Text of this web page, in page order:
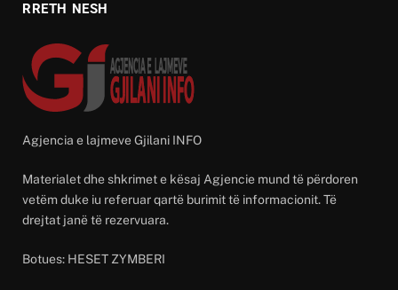
RRETH NESH
Agjencia e lajmeve Gjilani INFO
Materialet dhe shkrimet e kësaj Agjencie mund të përdoren
vetëm duke iu referuar qartë burimit të informacionit. Të
drejtat janë të rezervuara.
Botues: HESET ZYMBERI